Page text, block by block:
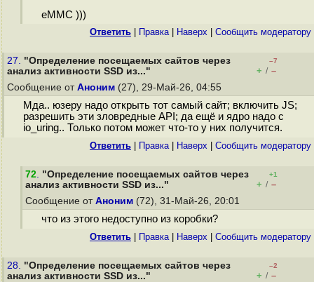
eMMC )))
Ответить Правка| Наверх Cообщить модератору
27. "Определение посещаемых сайтов через
анализ активности SSD из..."
–7
+ / –
Сообщение от Аноним (27), 29-Май-26, 04:55
Мда.. юзеру надо открыть тот самый сайт; включить JS;
разрешить эти зловредные API; да ещё и ядро надо с
io_uring.. Только потом может что-то у них получится.
Ответить Правка| Наверх Cообщить модератору
72. "Определение посещаемых сайтов через
анализ активности SSD из..."
+1
+ / –
Сообщение от Аноним (72), 31-Май-26, 20:01
что из этого недоступно из коробки?
Ответить Правка| Наверх Cообщить модератору
28. "Определение посещаемых сайтов через
анализ активности SSD из..."
–2
+ / –